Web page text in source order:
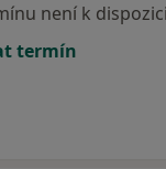
není k dispozici
termín